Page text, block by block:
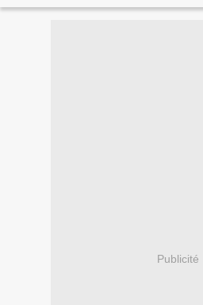
Publicité